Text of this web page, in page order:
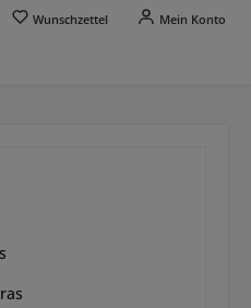
Wunschzettel Du hast 0 Produkte auf
Mein Konto